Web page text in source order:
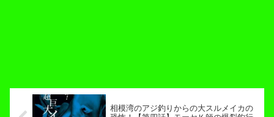
相模湾のアジ釣りからの大スルメイカの